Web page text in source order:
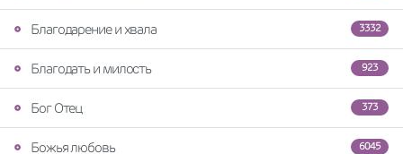
3332
Благодарение и хвала
923
Благодать и милость
373
Бог Отец
6045
Божья любовь